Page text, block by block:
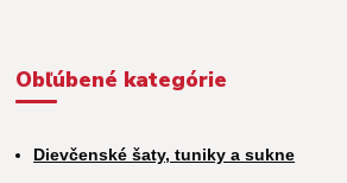
Obľúbené kategórie
Dievčenské šaty, tuniky a sukne